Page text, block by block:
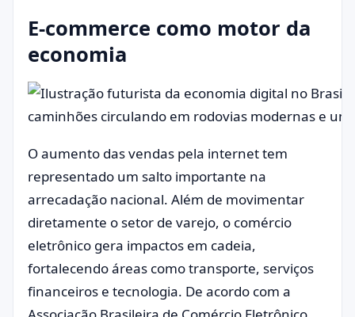
E-commerce como motor da
economia
O aumento das vendas pela internet tem
representado um salto importante na
arrecadação nacional. Além de movimentar
diretamente o setor de varejo, o comércio
eletrônico gera impactos em cadeia,
fortalecendo áreas como transporte, serviços
financeiros e tecnologia. De acordo com a